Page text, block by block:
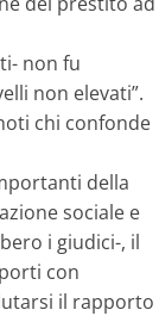
non fu
non elevati”.
chi confonde
della
sociale e
i giudici-, il
con
il rapporto